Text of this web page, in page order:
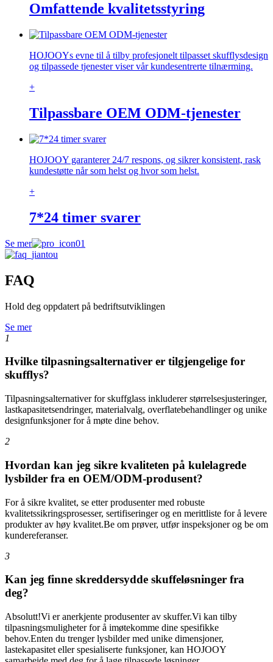
Omfattende kvalitetsstyring
HOJOOYs evne til å tilby profesjonelt tilpasset skufflysdesign
og tilpassede tjenester viser vår kundesentrerte tilnærming.
+
Tilpassbare OEM ODM-tjenester
HOJOOY garanterer 24/7 respons, og sikrer konsistent, rask
kundestøtte når som helst og hvor som helst.
+
7*24 timer svarer
Se mer
FAQ
Hold deg oppdatert på bedriftsutviklingen
Se mer
1
Hvilke tilpasningsalternativer er tilgjengelige for
skufflys?
Tilpasningsalternativer for skuffglass inkluderer størrelsesjusteringer,
lastkapasitetsendringer, materialvalg, overflatebehandlinger og unike
designfunksjoner for å møte dine behov.
2
Hvordan kan jeg sikre kvaliteten på kulelagrede
lysbilder fra en OEM/ODM-produsent?
For å sikre kvalitet, se etter produsenter med robuste
kvalitetssikringsprosesser, sertifiseringer og en merittliste for å levere
produkter av høy kvalitet.Be om prøver, utfør inspeksjoner og be om
kundereferanser.
3
Kan jeg finne skreddersydde skuffeløsninger fra
deg?
Absolutt!Vi er anerkjente produsenter av skuffer.Vi kan tilby
tilpasningsmuligheter for å imøtekomme dine spesifikke
behov.Enten du trenger lysbilder med unike dimensjoner,
lastekapasitet eller spesialiserte funksjoner, kan HOJOOY